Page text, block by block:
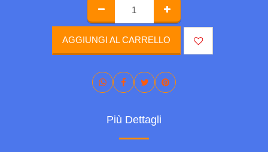
AGGIUNGI AL CARRELLO
Più Dettagli